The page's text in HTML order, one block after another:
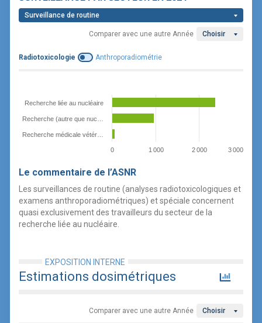
Surveillance de routine
Choisir
Comparer avec une autre Année
Radiotoxicologie Anthroporadiométrie
Recherche liée au nucléaire
Recherche (autre que nuc…
Recherche médicale vétér…
0 1 000 2 000 3 000
Le commentaire de l’ASNR
Les surveillances de routine (analyses radiotoxicologiques et
examens anthroporadiométriques) et spéciale concernent
quasi exclusivement des travailleurs du secteur de la
recherche liée au nucléaire.
EXPOSITION INTERNE
Estimations dosimétriques
Choisir
Comparer avec une autre Année